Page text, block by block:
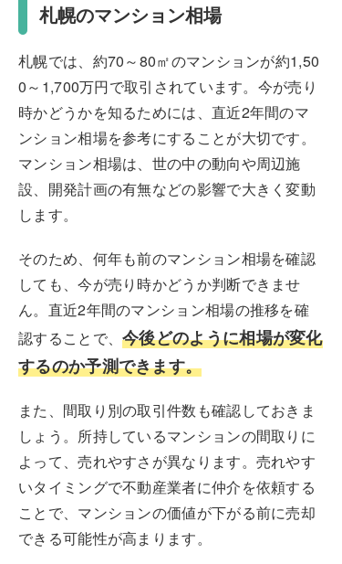
札幌のマンション相場
札幌では、約70～80㎡のマンションが約1,50
0～1,700万円で取引されています。今が売り
時かどうかを知るためには、直近2年間のマ
ンション相場を参考にすることが大切です。
マンション相場は、世の中の動向や周辺施
設、開発計画の有無などの影響で大きく変動
します。
そのため、何年も前のマンション相場を確認
しても、今が売り時かどうか判断できませ
ん。直近2年間のマンション相場の推移を確
認することで、今後どのように相場が変化
するのか予測できます。
また、間取り別の取引件数も確認しておきま
しょう。所持しているマンションの間取りに
よって、売れやすさが異なります。売れやす
いタイミングで不動産業者に仲介を依頼する
ことで、マンションの価値が下がる前に売却
できる可能性が高まります。